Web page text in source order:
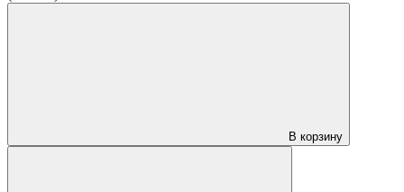
В корзину